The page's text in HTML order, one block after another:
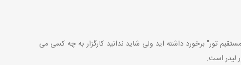
تور" برخورد داشته اید ولی شاید ندانید کارگزار به چه کسی می
لیدر است.